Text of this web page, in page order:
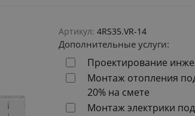
Артикул: 4RS35.VR-14
Дополнительные услуги:
Проектирование
Монтаж отопления
20% на смете
Монтаж электрики